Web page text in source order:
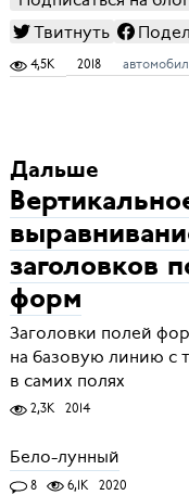
Твитнуть
4,5K 2018
Дальше
заголовков
форм
Заголовки полей
на базовую линию с
в самих полях
2,3K 2014
Бело-лунный
8 6,1K 2020